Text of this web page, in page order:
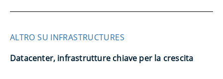
ALTRO SU INFRASTRUCTURES
Datacenter, infrastrutture chiave per la crescita